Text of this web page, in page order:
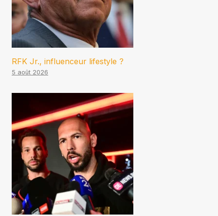
RFK Jr., influenceur lifestyle ?
5 août 2026